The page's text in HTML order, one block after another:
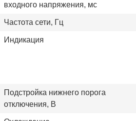
входного напряжения, мс
Частота сети, Гц
Индикация
Подстройка нижнего порога
отключения, В